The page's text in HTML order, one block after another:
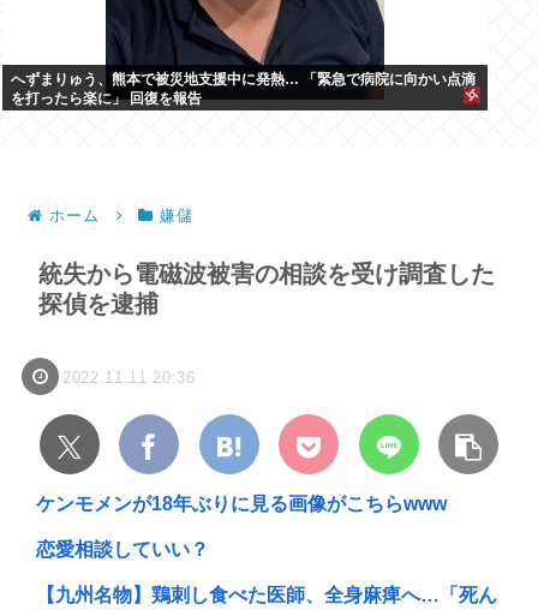
へずまりゅう、熊本で被災地支援中に発熱… 「緊急で病院に向かい点滴
を打ったら楽に」 回復を報告
ホーム 嫌儲
統失から電磁波被害の相談を受け調査した
探偵を逮捕
2022.11.11 20:36
ケンモメンが18年ぶりに見る画像がこちらwww
恋愛相談していい？
【九州名物】鶏刺し食べた医師、全身麻痺へ…「死ん